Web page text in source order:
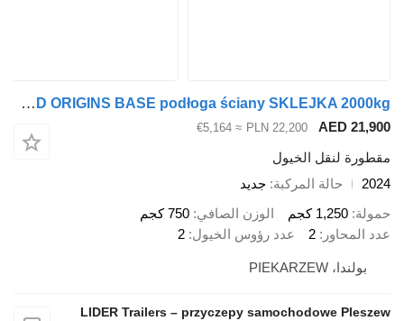
Cheval Liberté CL-18SSS GOLD ORIGINS BASE podłoga ściany SKLEJKA 2000kg
AED
PLN 22,200
≈ €5,164
لنقل الخيول
حالة المركبة جديد
1,250 كجم الوزن الصافي 750 كجم
2 عدد رؤوس الخيول 2
LIDER Trailers – przyczepy samochodowe